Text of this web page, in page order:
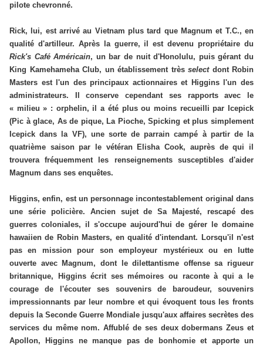
pilote chevronné.
Rick, lui, est arrivé au Vietnam plus tard que Magnum et T.C., en
qualité d'artilleur. Après la guerre, il est devenu propriétaire du
Rick's Café Américain, un bar de nuit d'Honolulu, puis gérant du
King Kamehameha Club, un établissement très selectdont Robin
Masters est l'un des principaux actionnaires et Higgins l'un des
administrateurs. Il conserve cependant ses rapports avec le
« milieu » : orphelin, il a été plus ou moins recueilli par Icepick
(Pic à glace, As de pique, La Pioche, Spicking et plus simplement
Icepick dans la VF), une sorte de parrain campé à partir de la
quatrième saison par le vétéran Elisha Cook, auprès de qui il
trouvera fréquemment les renseignements susceptibles d'aider
Magnum dans ses enquêtes.
Higgins, enfin, est un personnage incontestablement original dans
une série policière. Ancien sujet de Sa Majesté, rescapé des
guerres coloniales, il s'occupe aujourd'hui de gérer le domaine
hawaiien de Robin Masters, en qualité d'intendant. Lorsqu'il n'est
pas en mission pour son employeur mystérieux ou en lutte
ouverte avec Magnum, dont le dilettantisme offense sa rigueur
britannique, Higgins écrit ses mémoires ou raconte à qui a le
courage de l'écouter ses souvenirs de baroudeur, souvenirs
impressionnants par leur nombre et qui évoquent tous les fronts
depuis la Seconde Guerre Mondiale jusqu'aux affaires secrètes des
services du même nom. Affublé de ses deux dobermans Zeus et
Apollon, Higgins ne manque pas de bonhomie et apporte un